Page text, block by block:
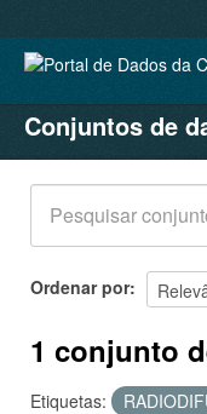
CONJUNTOS DE
ORGANIZAÇÕES
GRUPOS
SOBRE
Conjuntos de
Ordenar por
1 conjunto
Etiquetas: